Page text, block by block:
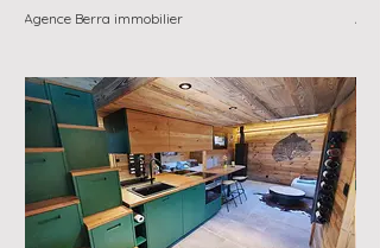
Agence Berra immobilier